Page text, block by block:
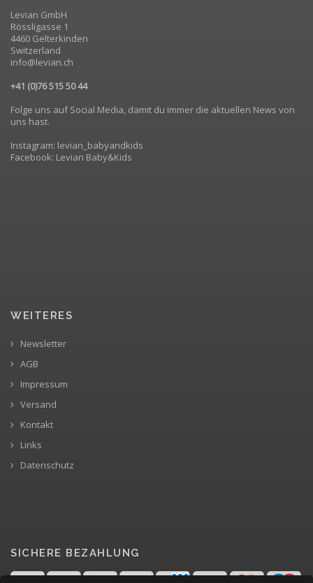
Levian GmbH
Rössligasse 1
4460 Gelterkinden
Switzerland
info@levian.ch
+41 (0)76 515 50 44
Folge uns auf Social Media, damit du immer die aktuellen News von
uns hast.
Instagram: levian_babyandkids
Facebook: Levian Baby&Kids
WEITERES
Newsletter
AGB
Impressum
Versand
Kontakt
Links
Datenschutz
SICHERE BEZAHLUNG